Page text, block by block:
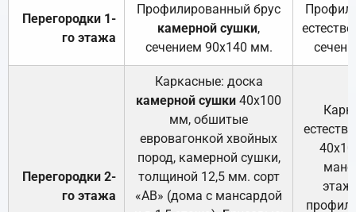
Перегородки 1-
го этажа
Профилированный брус
камерной сушки,
сечением 90х140 мм.
Перегородки 2-
го этажа
Каркасные: доска
камерной сушки 40х100
мм, обшитые
евровагонкой хвойных
пород, камерной сушки,
толщиной 12,5 мм. сорт
«АВ» (дома с мансардой